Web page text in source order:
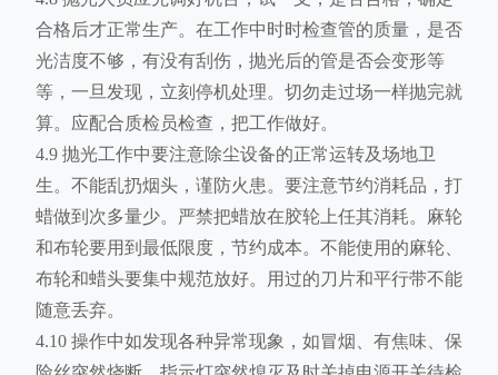
合格后才正常生产。在工作中时时检查管的质量，是否
光洁度不够，有没有刮伤，抛光后的管是否会变形等
等，一旦发现，立刻停机处理。切勿走过场一样抛完就
算。应配合质检员检查，把工作做好。
4.9 抛光工作中要注意除尘设备的正常运转及场地卫
生。不能乱扔烟头，谨防火患。要注意节约消耗品，打
蜡做到次多量少。严禁把蜡放在胶轮上任其消耗。麻轮
和布轮要用到最低限度，节约成本。不能使用的麻轮、
布轮和蜡头要集中规范放好。用过的刀片和平行带不能
随意丢弃。
4.10 操作中如发现各种异常现象，如冒烟、有焦味、保